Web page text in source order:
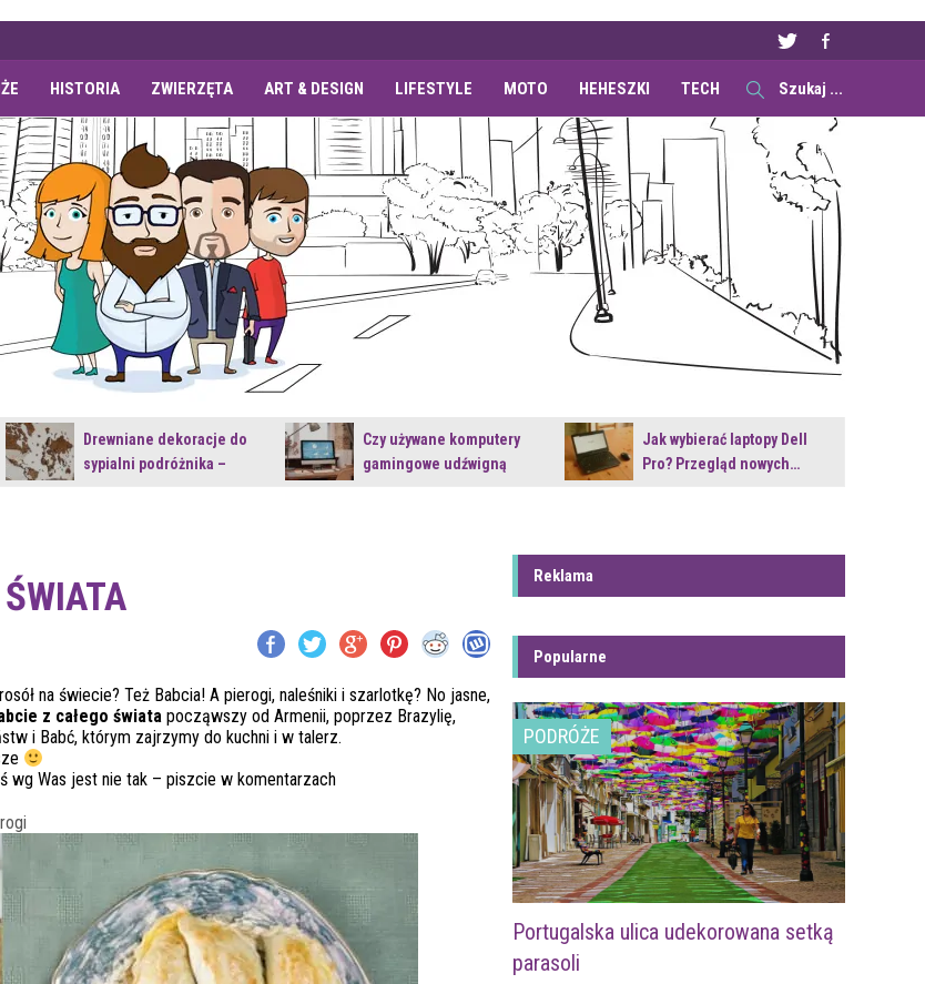
HISTORIA ZWIERZĘTA ART & DESIGN LIFESTYLE MOTO HEHESZKI TECH
Drewniane dekoracje do
sypialni podróżnika –
Czy używane komputery
gamingowe udźwigną
Jak wybierać laptopy Dell
Pro? Przegląd nowych…
na świecie? Też Babcia! A pierogi, naleśniki i szarlotkę? No jasne,
z całego świata począwszy od Armenii, poprzez Brazylię,
i Babć, którym zajrzymy do kuchni i w talerz.
wg Was jest nie tak – piszcie w komentarzach
Reklama
Popularne
PODRÓŻE
Portugalska ulica udekorowana setką
parasoli